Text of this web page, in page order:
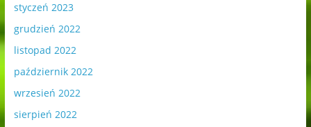
styczeń 2023
grudzień 2022
listopad 2022
październik 2022
wrzesień 2022
sierpień 2022